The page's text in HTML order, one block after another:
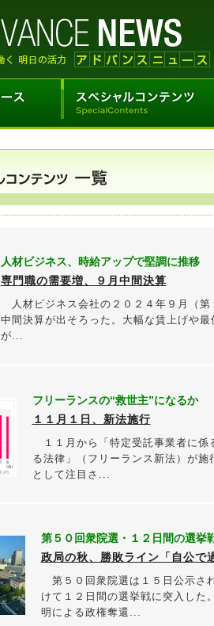
人材ビジネス、時給アップで堅調に推移
専門職の需要増、９月中間決算
人材ビジネス会社の２０２４年９月（第
中間決算が出そろった。大幅な賃上げや
が...
フリーランスの“救世主”になるか
１１月１日、新法施行
１１月から「特定受託事業者に係
る法律」（フリーランス新法）が施
として注目さ...
第５０回衆院選・１２日間の選挙
政局の秋、勝敗ライン「自公で
第５０回衆院選は１５日公示さ
けて１２日間の選挙戦に突入した
明による政権奪還...